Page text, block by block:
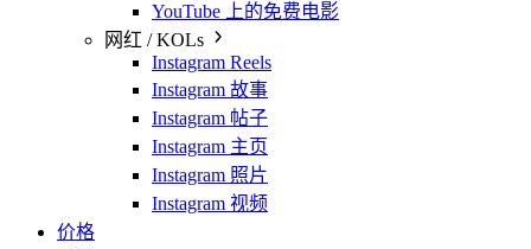
YouTube 上的免费电影
网红 / KOLs
Instagram Reels
Instagram 故事
Instagram 帖子
Instagram 主页
Instagram 照片
Instagram 视频
价格